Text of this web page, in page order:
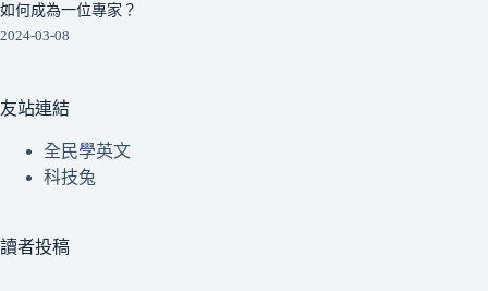
如何成為一位專家？
2024-03-08
友站連結
全民學英文
科技兔
讀者投稿